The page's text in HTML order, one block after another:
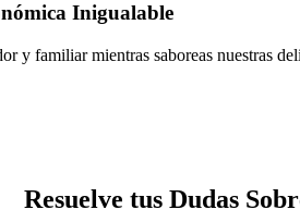
Inigualable
y familiar mientras saboreas nuestras
Resuelve tus Dudas